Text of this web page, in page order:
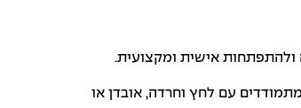
ולהתפתחות אישית ומקצועית.
מתמודדים עם לחץ וחרדה, אובדן או